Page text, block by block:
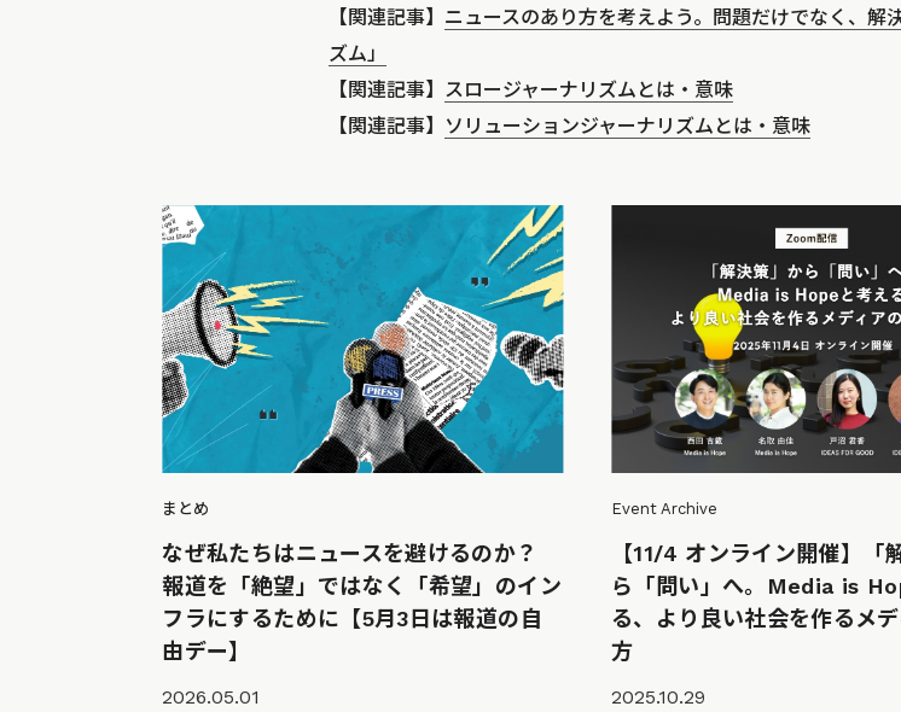
【関連記事】 ニュースのあり方を考えよう。問題だけでなく、解
ズム」
【関連記事】 スロージャーナリズムとは・意味
【関連記事】
ソリューションジャーナリズムとは・意味
まとめ
なぜ私たちはニュースを避けるのか？
報道を「絶望」ではなく「希望」のイン
フラにするために【5月3日は報道の自
由デー】
2026.05.01
Event Archive
【11/4 オンライン開催】「
ら「問い」へ。Media is
る、より良い社会を作るメ
方
2025.10.29